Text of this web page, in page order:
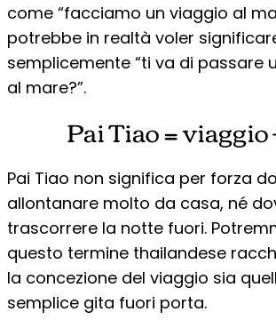
come “facciamo un viaggio al
potrebbe in realtà voler
semplicemente “ti va di passare
al mare?”.
Pai Tiao = viaggio
Pai Tiao non significa per forza
allontanare molto da casa, né
trascorrere la notte fuori.
questo termine thailandese
la concezione del viaggio sia
semplice gita fuori porta.